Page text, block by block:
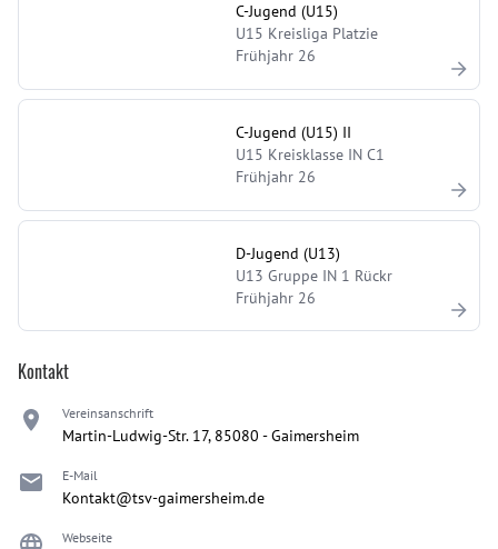
C-Jugend (U15)
U15 Kreisliga Platzie
Frühjahr 26
C-Jugend (U15) II
U15 Kreisklasse IN C1
Frühjahr 26
D-Jugend (U13)
U13 Gruppe IN 1 Rückr
Frühjahr 26
Kontakt
Vereinsanschrift
Martin-Ludwig-Str. 17, 85080 - Gaimersheim
E-Mail
Kontakt@tsv-gaimersheim.de
Webseite